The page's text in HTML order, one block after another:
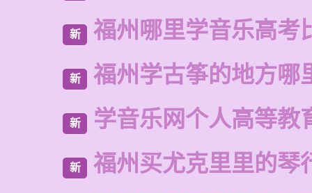
新 福州哪里学音乐高考
新 福州学古筝的地方哪
新 学音乐网个人高等教
新 福州买尤克里里的琴